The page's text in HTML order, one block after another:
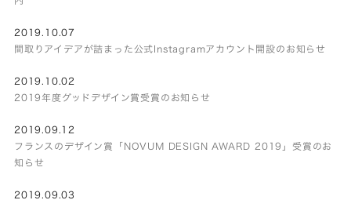
2019.10.07
間取りアイデアが詰まった公式Instagramアカウント開設のお知らせ
2019.10.02
2019年度グッドデザイン賞受賞のお知らせ
2019.09.12
フランスのデザイン賞「NOVUM DESIGN AWARD 2019」受賞のお
知らせ
2019.09.03